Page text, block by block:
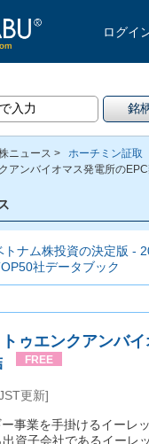
ログイ
ニュース > ホーチミン証取
アンバイオマス発電所の
トナム株投資の決定版 -
社データブック
ゥエンクアンバ
FREE
更新]
事業を手掛けるイーレ
資子会社であるイーレ